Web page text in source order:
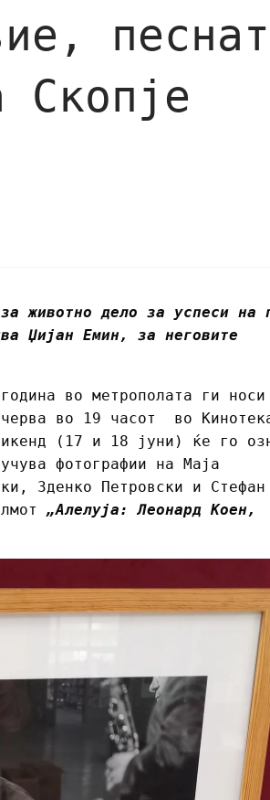
Скопје
животно дело за успеси на
Џијан Емин, за неговите
во метрополата ги носи
во 19 часот во
(17 и 18 јуни) ќе го
фотографии на Маја
Зденко Петровски и Стефан
„Алелуја: Леонард Коен,